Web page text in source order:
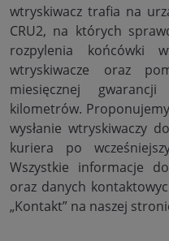
wtryskiwacz trafia na
CRU2, na których
rozpylenia końcówki
wtryskiwacze oraz
miesięcznej
kilometrów.
wysłanie wtryskiwaczy
kuriera po
Wszystkie informacje
oraz danych
„Kontakt” na naszej